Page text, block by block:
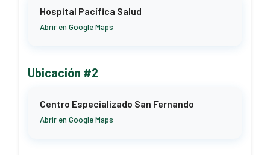
Hospital Pacífica Salud
Abrir en Google Maps
Ubicación #2
Centro Especializado San Fernando
Abrir en Google Maps